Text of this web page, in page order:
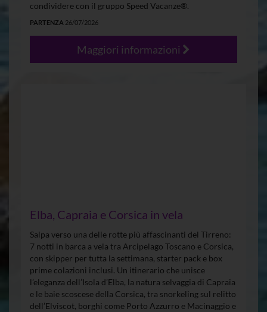
condividere con il gruppo Speed Vacanze®.
PARTENZA 26/07/2026
Maggiori informazioni
Elba, Capraia e Corsica in vela
Salpa verso una delle rotte più affascinanti del Tirreno:
7 notti in barca a vela tra Arcipelago Toscano e Corsica,
con skipper per tutta la settimana, starter pack e box
prime colazioni inclusi. Un itinerario che unisce
l’eleganza dell’Isola d’Elba, la natura selvaggia di Capraia
e le baie scoscese della Corsica, tra snorkeling sul relitto
dell’Elviscot, borghi come Porto Azzurro e Macinaggio e